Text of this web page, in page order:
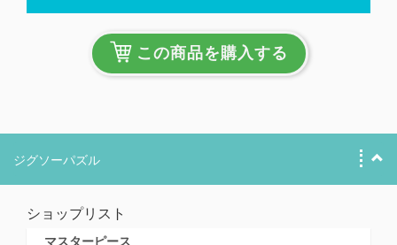
この商品を購入する
ジグソーパズル
ショップリスト
マスターピース